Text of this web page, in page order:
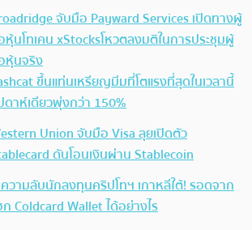
จับมือ Payward Services เปิดทางผู้
นโทเคน xStocksโหวตลงมติในการประชุมผู้
หุ้นจริง
ขึ้นแท่นเหรียญมีมที่โตแรงที่สุดในเวลานี้
ดาห์เดียวพุ่งกว่า 150%
Union จับมือ Visa ลุยเปิดตัว
ดันโอนเงินผ่าน Stablecoin
วามลับนักลงทุนคริปโทฯ เกาหลีใต้! รอดจาก
Coldcard Wallet ได้อย่างไร